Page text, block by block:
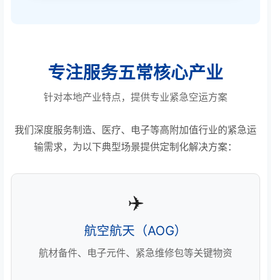
专注服务五常核心产业
针对本地产业特点，提供专业紧急空运方案
我们深度服务制造、医疗、电子等高附加值行业的紧急运
输需求，为以下典型场景提供定制化解决方案：
✈️
航空航天（AOG）
航材备件、电子元件、紧急维修包等关键物资